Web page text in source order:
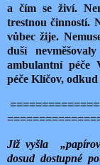
a čím se živí.
trestnou činností.
vůbec žije.
duší
ambulantní péče
péče Klíčov,
Již vyšla
dosud dostupné